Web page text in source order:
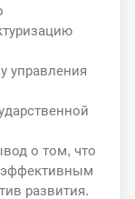
управления
о том, что
развития.